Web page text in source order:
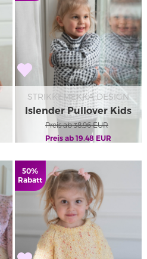
STRIKKEMEKKA DESIGN
Islender Pullover Kids
Preis ab 38.96EUR
Preis ab 19.48 EUR
50%
Rabatt